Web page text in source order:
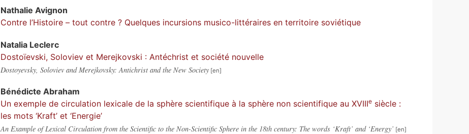
Nathalie Avignon
Contre l’Histoire – tout contre ? Quelques incursions musico-littéraires en territoire soviétique
Natalia Leclerc
Dostoïevski, Soloviev et Merejkovski : Antéchrist et société nouvelle
Dostoyevsky, Soloviev and Merejkovsky: Antichrist and the New Society
Bénédicte Abraham
Un exemple de circulation lexicale de la sphère scientifique à la sphère non scientifique au XVIIIe siècle :
les mots ‘Kraft’ et ‘Energie’
An Example of Lexical Circulation from the Scientific to the Non-Scientific Sphere in the 18th century: The words ‘Kraft’ and ‘Energy’